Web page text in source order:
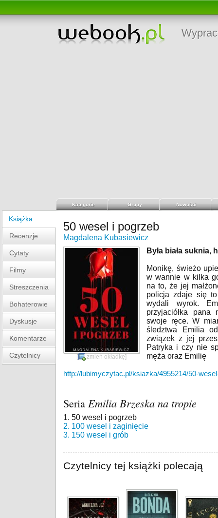
Kategorie Grupy Nowości
Książka
Recenzje
Cytaty
Filmy
Streszczenia
Bohaterowie
Dyskusje
Komentarze
Czytelnicy
50 wesel i pogrzeb
Magdalena Kubasiewicz
[ zmień okładkę]
Była biała suknia,
Monikę, świeżo
w wannie w kilka
na to, że jej
policja zdaje się
wydali wyrok.
przyjaciółka pana
swoje ręce. W
śledztwa Emilia
związek z jej
Patryka i czy nie
męża oraz Emilię
http://lubimyczytac.pl/ksiazka/4955214/50-
Seria Emilia Brzeska na tropie
1. 50 wesel i pogrzeb
2. 100 wesel i zaginięcie
3. 150 wesel i grób
Czytelnicy tej książki polecają